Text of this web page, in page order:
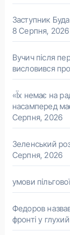
Заступник
8 Серпня, 2026
Вучич після
висловився про
«Їх немає на
насамперед
Серпня, 2026
Зеленський
Серпня, 2026
умови
Федоров
фронті у